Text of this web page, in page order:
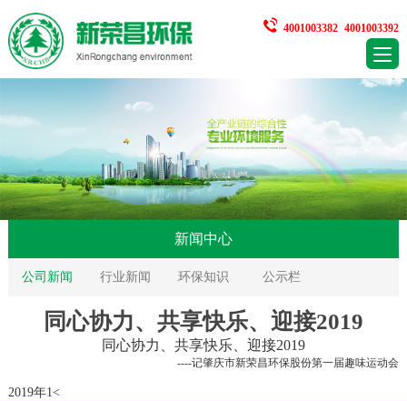
4001003382 4001003392
新闻中心
公司新闻 行业新闻 环保知识 公示栏
同心协力、共享快乐、迎接2019
同心协力、共享快乐、迎接2019
----记肇庆市新荣昌环保股份第一届趣味运动会
2019年1<